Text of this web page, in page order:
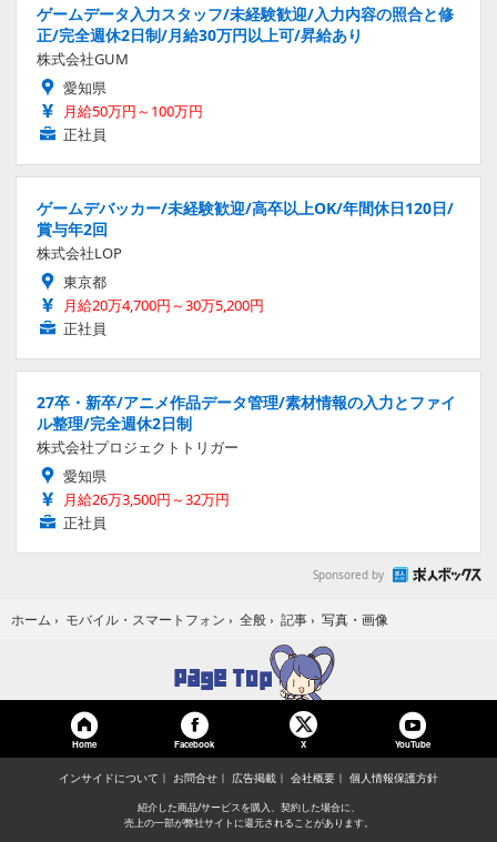
ゲームデータ入力スタッフ/未経験歓迎/入力内容の照合と修
正/完全週休2日制/月給30万円以上可/昇給あり
株式会社GUM
愛知県
月給50万円～100万円
正社員
ゲームデバッカー/未経験歓迎/高卒以上OK/年間休日120日/
賞与年2回
株式会社LOP
東京都
月給20万4,700円～30万5,200円
正社員
27卒・新卒/アニメ作品データ管理/素材情報の入力とファイ
ル整理/完全週休2日制
株式会社プロジェクトトリガー
愛知県
月給26万3,500円～32万円
正社員
Sponsored by
ホーム › モバイル・スマートフォン › 全般 › 記事 › 写真・画像
Home Facebook X YouTube
インサイドについて お問合せ 広告掲載 会社概要 個人情報保護方針
紹介した商品/サービスを購入、契約した場合に、
売上の一部が弊社サイトに還元されることがあります。